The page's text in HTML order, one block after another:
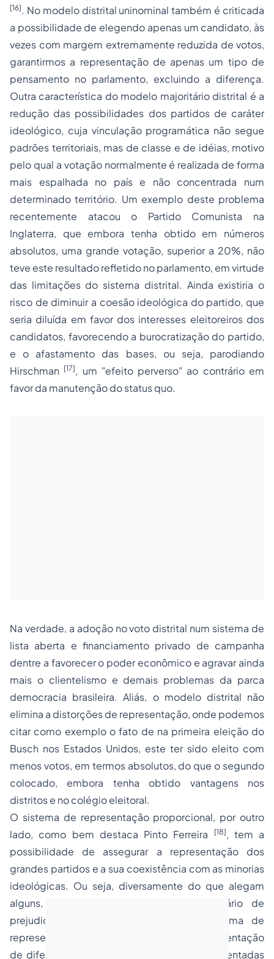
[16]. No modelo distrital uninominal também é criticada
a possibilidade de elegendo apenas um candidato, às
vezes com margem extremamente reduzida de votos,
garantirmos a representação de apenas um tipo de
pensamento no parlamento, excluindo a diferença.
Outra característica do modelo majoritário distrital é a
redução das possibilidades dos partidos de caráter
ideológico, cuja vinculação programática não segue
padrões territoriais, mas de classe e de idéias, motivo
pelo qual a votação normalmente é realizada de forma
mais espalhada no país e não concentrada num
determinado território. Um exemplo deste problema
recentemente atacou o Partido Comunista na
Inglaterra, que embora tenha obtido em números
absolutos, uma grande votação, superior a 20%, não
teve este resultado refletido no parlamento, em virtude
das limitações do sistema distrital. Ainda existiria o
risco de diminuir a coesão ideológica do partido, que
seria diluída em favor dos interesses eleitoreiros dos
candidatos, favorecendo a burocratização do partido,
e o afastamento das bases, ou seja, parodiando
Hirschman [17], um "efeito perverso" ao contrário em
favor da manutenção dostatus quo.
Na verdade, a adoção no voto distrital num sistema de
lista aberta e financiamento privado de campanha
dentre a favorecer o poder econômico e agravar ainda
mais o clientelismoe demais problemas da parca
democracia brasileira. Aliás, o modelo distrital não
elimina a distorções de representação, onde podemos
citar como exemplo o fato de na primeira eleição do
Busch nos Estados Unidos, este ter sido eleito com
menos votos, em termos absolutos, do que o segundo
colocado, embora tenha obtido vantagens nos
distritos e no colégio eleitoral.
O sistema de representação proporcional, por outro
lado, como bem destaca Pinto Ferreira
[18], tem a
possibilidade de assegurar a representação dos
grandes partidos e a sua coexistência com as minorias
ideológicas. Ou seja, diversamente do que alegam
alguns, o sistema proporcional ao contrário de
prejudicar, reforça a Democracia. O sistema de
representação proporcional objetiva a representação
de diferentes formas de pensamento, representadas